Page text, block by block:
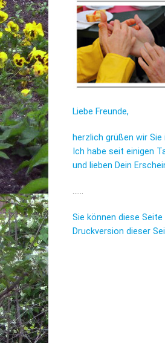
Liebe Freunde,
herzlich grüßen wir
Ich habe seit einigen
und lieben Dein
......
Sie können diese
Druckversion dieser